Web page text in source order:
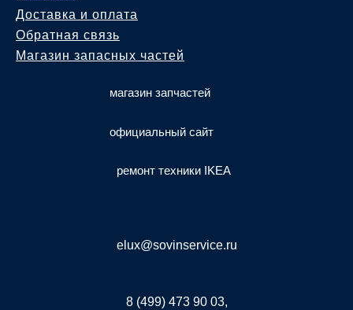
Доставка и оплата
Обратная связь
Магазин запасных частей
магазин запчастей
официальный сайт
ремонт техники IKEA
elux@sovinservice.ru
8 (499) 473 90 03,